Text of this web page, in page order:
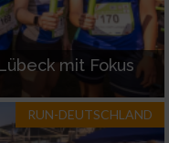
mit Fokus
RUN-DEUTSCHLAND